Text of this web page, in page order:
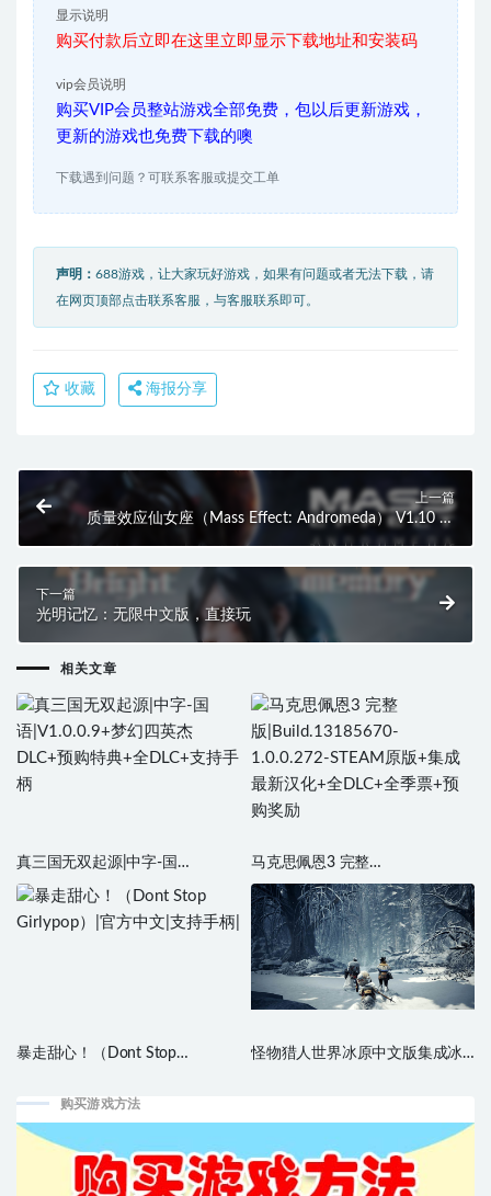
显示说明
购买付款后立即在这里立即显示下载地址和安装码
vip会员说明
购买VIP会员整站游戏全部免费，包以后更新游戏，
更新的游戏也免费下载的噢
下载遇到问题？可联系客服或提交工单
声明： 688游戏，让大家玩好游戏，如果有问题或者无法下载，请
在网页顶部点击联系客服，与客服联系即可。
收藏 海报分享
上一篇
质量效应仙女座（Mass Effect: Andromeda） V1.10 全
DLC 汉化中文，直接玩
下一篇
光明记忆：无限中文版，直接玩
相关文章
真三国无双起源|中字-国
语|V1.0.0.9+梦幻四英杰DLC+预
购特典+全DLC+支持手柄
马克思佩恩3 完整
版|Build.13185670-1.0.0.272-
STEAM原版+集成最新汉化+全
DLC+全季票+预购奖励
暴走甜心！（Dont Stop
怪物猎人世界冰原中文版集成冰
购买游戏方法